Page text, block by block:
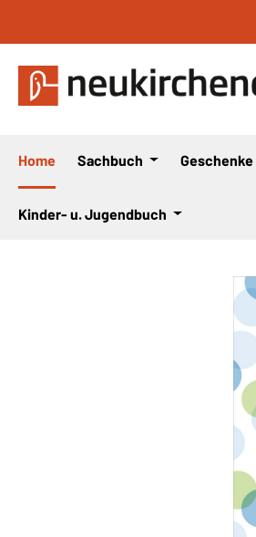
Home Sachbuch Geschenke
Kinder- u. Jugendbuch